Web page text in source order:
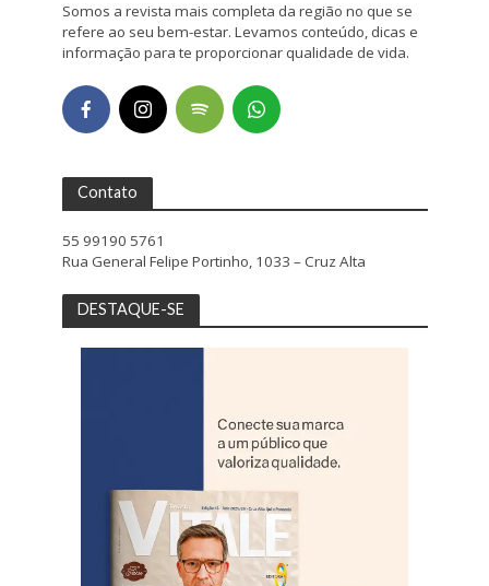
Somos a revista mais completa da região no que se
refere ao seu bem-estar. Levamos conteúdo, dicas e
informação para te proporcionar qualidade de vida.
Contato
55 99190 5761
Rua General Felipe Portinho, 1033 – Cruz Alta
DESTAQUE-SE